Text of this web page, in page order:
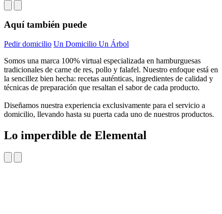
Aquí también puede
Pedir domicilio Un Domicilio Un Árbol
Somos una marca 100% virtual especializada en hamburguesas
tradicionales de carne de res, pollo y falafel. Nuestro enfoque está en
la sencillez bien hecha: recetas auténticas, ingredientes de calidad y
técnicas de preparación que resaltan el sabor de cada producto.
Diseñamos nuestra experiencia exclusivamente para el servicio a
domicilio, llevando hasta su puerta cada uno de nuestros productos.
Lo imperdible de Elemental